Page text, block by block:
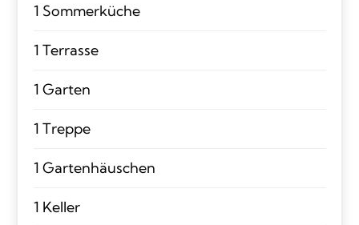
1 Sommerküche
1 Terrasse
1 Garten
1 Treppe
1 Gartenhäuschen
1 Keller